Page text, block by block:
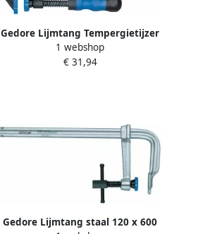
Gedore Lijmtang Tempergietijzer
120 X 1250 Mm (DIS-120125)
1401173
1 webshop
€ 31,94
Gedore Lijmtang staal 120 x 600